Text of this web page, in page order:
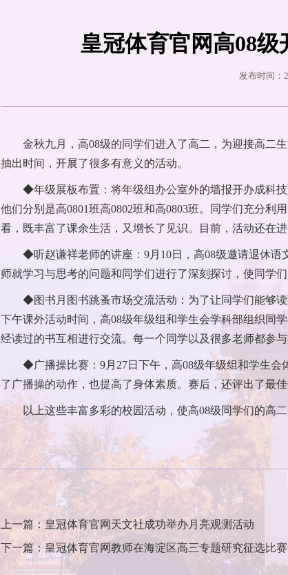
皇冠体育官网高08
发布时间：
金秋九月，高08级的同学们进入了高二，为迎接高二
抽出时间，开展了很多有意义的活动。
◆年级展板布置：将年级组办公室外的墙报开办成科
他们分别是高0801班高0802班和高0803班。同学们充分
看，既丰富了课余生活，又增长了见识。目前，活动还在进
◆听赵谦祥老师的讲座：9月10日，高08级邀请退休
师就学习与思考的问题和同学们进行了深刻探讨，使同学
◆图书月图书跳蚤市场交流活动：为了让同学们能够
下午课外活动时间，高08级年级组和学生会学科部组织同
经读过的书互相进行交流。每一个同学以及很多老师都参与
◆广播操比赛：9月27日下午，高08级年级组和学生
了广播操的动作，也提高了身体素质。赛后，还评出了最
以上这些丰富多彩的校园活动，使高08级同学们的高
上一篇：皇冠体育官网天文社成功举办月亮观测活动
下一篇：皇冠体育官网教师在海淀区高三专题研究征选比